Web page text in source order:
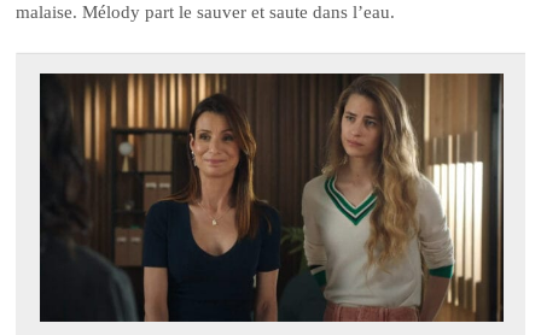
malaise. Mélody part le sauver et saute dans l’eau.